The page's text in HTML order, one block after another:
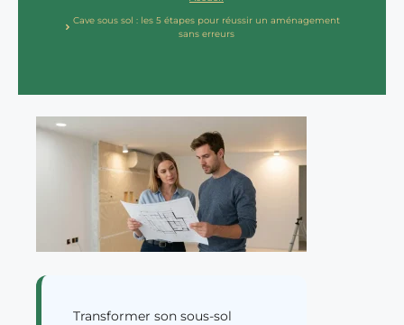
Cave sous sol : les 5 étapes pour réussir un aménagement
sans erreurs
Transformer son sous-sol